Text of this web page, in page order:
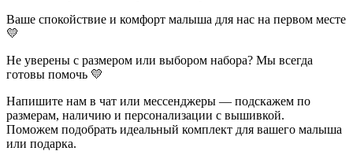
Ваше спокойствие и комфорт малыша для нас на первом месте
💛
Не уверены с размером или выбором набора? Мы всегда
готовы помочь 💛
Напишите нам в чат или мессенджеры — подскажем по
размерам, наличию и персонализации с вышивкой.
Поможем подобрать идеальный комплект для вашего малыша
или подарка.